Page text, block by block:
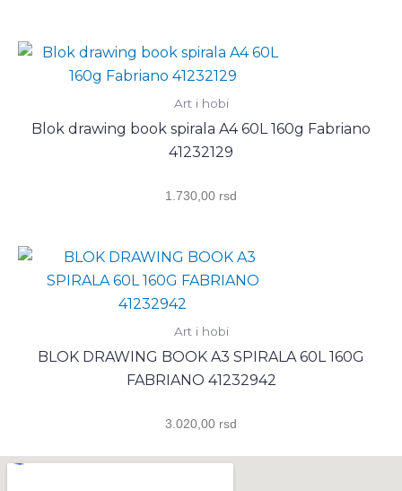
Art i hobi
Blok drawing book spirala A4 60L 160g Fabriano
41232129
1.730,00 rsd
Art i hobi
BLOK DRAWING BOOK A3 SPIRALA 60L 160G
FABRIANO 41232942
3.020,00 rsd